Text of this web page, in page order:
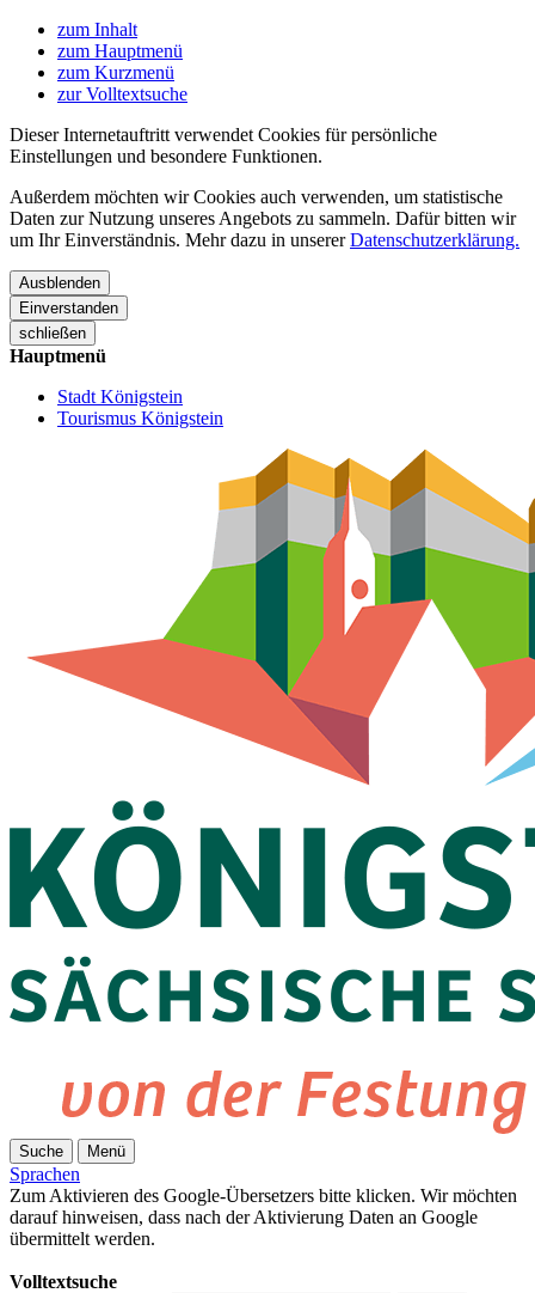
zum Inhalt
zum Hauptmenü
zum Kurzmenü
zur Volltextsuche
Dieser Internetauftritt verwendet Cookies für persönliche
Einstellungen und besondere Funktionen.
Außerdem möchten wir Cookies auch verwenden, um statistische
Daten zur Nutzung unseres Angebots zu sammeln. Dafür bitten wir
um Ihr Einverständnis. Mehr dazu in unsererDatenschutzerklärung.
Ausblenden
Einverstanden
schließen
Hauptmenü
Stadt Königstein
Tourismus Königstein
Suche Menü
Sprachen
Zum Aktivieren des Google-Übersetzers bitte klicken. Wir möchten
darauf hinweisen, dass nach der Aktivierung Daten an Google
übermittelt werden.
Volltextsuche